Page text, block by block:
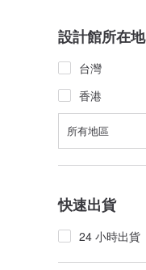
設計館所在地
台灣
香港
所有地區
快速出貨
24 小時出貨